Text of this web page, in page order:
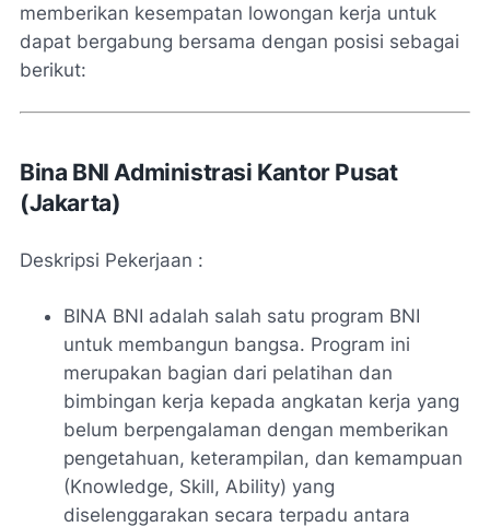
memberikan kesempatan lowongan kerja untuk
dapat bergabung bersama dengan posisi sebagai
berikut:
Bina BNI Administrasi Kantor Pusat
(Jakarta)
Deskripsi Pekerjaan :
BINA BNI adalah salah satu program BNI
untuk membangun bangsa. Program ini
merupakan bagian dari pelatihan dan
bimbingan kerja kepada angkatan kerja yang
belum berpengalaman dengan memberikan
pengetahuan, keterampilan, dan kemampuan
(Knowledge, Skill, Ability) yang
diselenggarakan secara terpadu antara